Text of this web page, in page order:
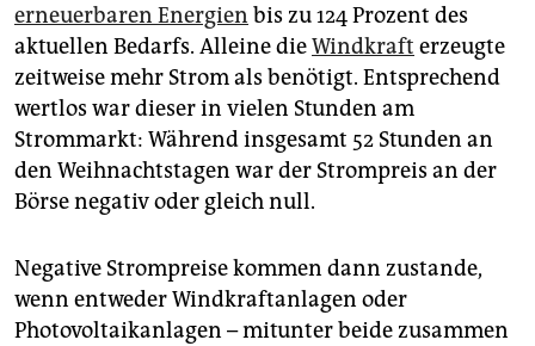
erneuerbaren Energien bis zu 124 Prozent des
aktuellen Bedarfs. Alleine dieWindkraft erzeugte
zeitweise mehr Strom als benötigt. Entsprechend
wertlos war dieser in vielen Stunden am
Strommarkt: Während insgesamt 52 Stunden an
den Weihnachtstagen war der Strompreis an der
Börse negativ oder gleich null.
Negative Strompreise kommen dann zustande,
wenn entweder Windkraftanlagen oder
Photovoltaikanlagen – mitunter beide zusammen